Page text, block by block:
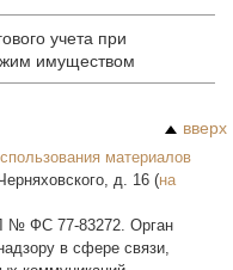
учета при
имуществом
вверх
материалов
д. 16 (на
№ ФС 77-83272. Орган
в сфере связи,